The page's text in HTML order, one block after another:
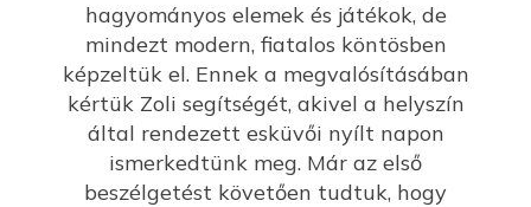
hagyományos elemek és játékok, de
mindezt modern, fiatalos köntösben
képzeltük el. Ennek a megvalósításában
kértük Zoli segítségét, akivel a helyszín
által rendezett esküvői nyílt napon
ismerkedtünk meg. Már az első
beszélgetést követően tudtuk, hogy